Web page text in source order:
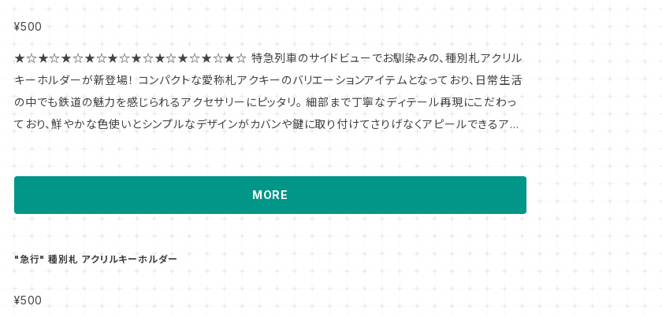
¥500
★☆★☆★☆★☆★☆★☆★☆★☆★☆★☆ 特急列車のサイドビューでお馴染みの、種別札アクリル
キーホルダーが新登場！ コンパクトな愛称札アクキーのバリエーションアイテムとなっており、日常生活
の中でも鉄道の魅力を感じられるアクセサリーにピッタリ。 細部まで丁寧なディテール再現にこだわっ
ており、鮮やかな色使いとシンプルなデザインがカバンや鍵に取り付けてさりげなくアピールできるアイ
在はごく一般的となっている鉄道の車体側面の表示器ですが、それらの機器の登場以前は金属製や樹脂
製のプレートを掲げ、列車の愛称や運行種別・座席種別を示し、必要に応じて手作業で差し替えることで
乗客への案内としていました。 今回製品化するアクリルキーホルダーは、それらのプレートの中でも特
製品化予定!!
MORE
"急行" 種別札 アクリルキーホルダー
¥500